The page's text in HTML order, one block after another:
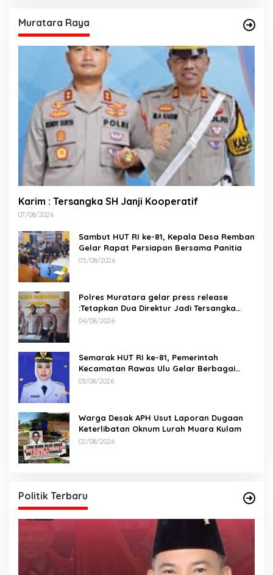
Muratara Raya
Karim : Tersangka SH Janji Kooperatif
07/08/2026
Sambut HUT RI ke-81, Kepala Desa Remban
Gelar Rapat Persiapan Bersama Panitia
05/08/2026
Polres Muratara gelar press release
:Tetapkan Dua Direktur Jadi Tersangka
Kecelakaan Maut antara Bus ALS dan
04/08/2026
Semarak HUT RI ke-81, Pemerintah
Kecamatan Rawas Ulu Gelar Berbagai
Lomba
03/08/2026
Warga Desak APH Usut Laporan Dugaan
Keterlibatan Oknum Lurah Muara Kulam
02/08/2026
Politik Terbaru